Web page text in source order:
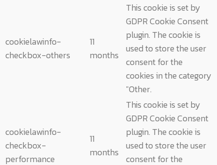
cookielawinfo-
checkbox-others
11
months
This cookie is set by
GDPR Cookie Consent
plugin. The cookie is
used to store the user
consent for the
cookies in the category
"Other.
cookielawinfo-
checkbox-
performance
11
months
This cookie is set by
GDPR Cookie Consent
plugin. The cookie is
used to store the user
consent for the